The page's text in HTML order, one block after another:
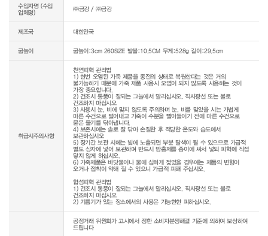
수입자명 (수입
업체명)
㈜금강 / ㈜금강
제조국 대한민국
굽높이 굽높이:3cm 260SIZE 발볼:10.5CM 무게:528g 길이:29.5cm
취급시주의사항
천연피혁 관리법
1) 한번 오염된 가죽 제품을 종전의 상태로 복원한다는 것은 거의
불가능하기 때문에 가죽 제품 사용시 오염이 되지 않도록 사용하는 것이
가장 중요합니다.
2) 건조시 통풍이 잘되는 그늘에서 말리십시오. 직사광선 또는 불로
건조하지 마십시오
3) 사용시 눈, 비에 맞지 않도록 주의하며 눈, 비를 맞았을 시는 가볍게
마른 수건으로 털어내고 가죽이 수분을 빨아들이기 전에 마른 수건으로
묻은 물기를 닦아냅니다.
4) 보존시에는 솔로 잘 닦아 손질한 후 적당한 온도와 습도에서
보관하십시오
5) 장기간 보관 시에는 빛에 노출되면 부분 탈색이 될 수 있으므로 가급적
별도 상자에 넣어 보관하며 반드시 방충제를 종이에 싸서 넣되 피혁에 직접
닿지 않게 하십시오.
6) 가죽제품은 바닷물이나 물에 심하게 젖었을 경우에는 제품의 변형이
오거나 접착이 약해 질 수 있으니 가급적 피해 주십시오.
합성피혁 관리법
1) 건조시 통풍이 잘되는 그늘에서 말리십시오. 직사광선 또는 불로
건조하지 마십시오
공정거래 위원회가 고시에서 정한 소비자분쟁해결 기준에 의하여 보상하여
드립니다